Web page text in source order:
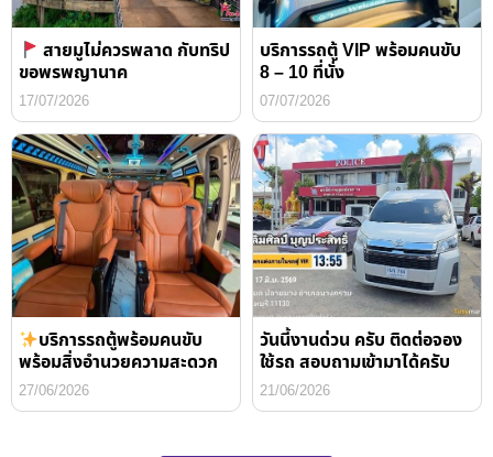
สายมูไม่ควรพลาด กับทริป
ขอพรพญานาค
17/07/2026
บริการรถตู้ VIP พร้อมคนขับ
8 – 10 ที่นั่ง
07/07/2026
บริการรถตู้พร้อมคนขับ
พร้อมสิ่งอำนวยความสะดวก
27/06/2026
วันนี้งานด่วน ครับ ติดต่อจอง
ใช้รถ สอบถามเข้ามาได้ครับ
21/06/2026